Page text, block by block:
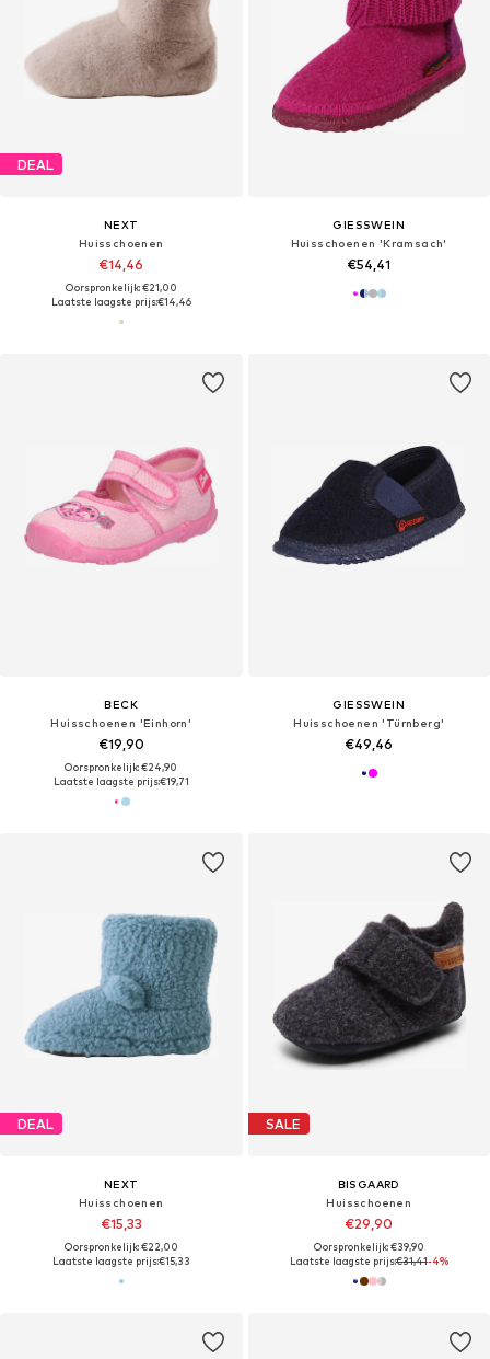
DEAL
NEXT
Huisschoenen
€14,46
Oorspronkelijk: €21,00
Laatste laagste prijs:€14,46
GIESSWEIN
Huisschoenen 'Kramsach'
€54,41
BECK
Huisschoenen 'Einhorn'
€19,90
Oorspronkelijk: €24,90
Laatste laagste prijs:€19,71
GIESSWEIN
Huisschoenen 'Türnberg'
€49,46
DEAL
NEXT
Huisschoenen
€15,33
Oorspronkelijk: €22,00
Laatste laagste prijs:€15,33
SALE
BISGAARD
Huisschoenen
€29,90
Oorspronkelijk: €39,90
Laatste laagste prijs:€31,41-4%